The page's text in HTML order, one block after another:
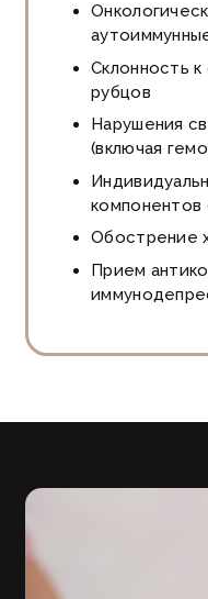
Склонность
рубцов
Нарушения
(включая
компонентов
Обострение
Прием